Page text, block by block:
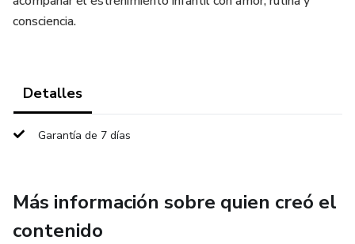
consciencia.
Detalles
Garantía de 7 días
Más información sobre quien creó el
contenido